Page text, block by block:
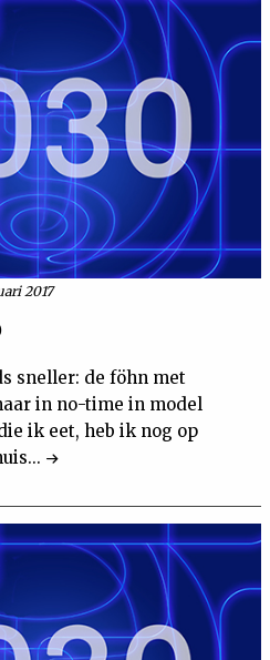
2017
sneller: de föhn met
in no-time in model
ik eet, heb ik nog op